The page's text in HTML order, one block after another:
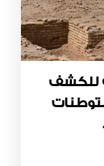
للكشف